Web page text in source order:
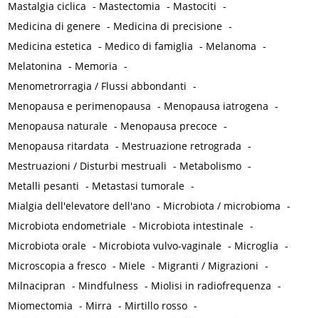
Mastalgia ciclica - Mastectomia - Mastociti -
Medicina di genere - Medicina di precisione -
Medicina estetica - Medico di famiglia - Melanoma -
Melatonina - Memoria -
Menometrorragia / Flussi abbondanti -
Menopausa e perimenopausa - Menopausa iatrogena -
Menopausa naturale - Menopausa precoce -
Menopausa ritardata - Mestruazione retrograda -
Mestruazioni / Disturbi mestruali - Metabolismo -
Metalli pesanti - Metastasi tumorale -
Mialgia dell'elevatore dell'ano - Microbiota / microbioma -
Microbiota endometriale - Microbiota intestinale -
Microbiota orale - Microbiota vulvo-vaginale - Microglia -
Microscopia a fresco - Miele - Migranti / Migrazioni -
Milnacipran - Mindfulness - Miolisi in radiofrequenza -
Miomectomia - Mirra - Mirtillo rosso -